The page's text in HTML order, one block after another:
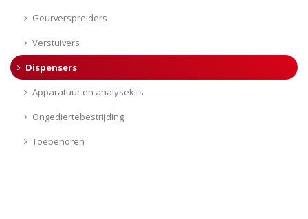
Geurverspreiders
Verstuivers
Dispensers
Apparatuur en analysekits
Ongediertebestrijding
Toebehoren